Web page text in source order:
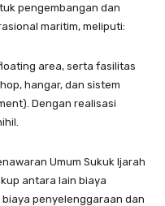
pengembangan dan
maritim, meliputi:
area, serta fasilitas
hangar, dan sistem
Dengan realisasi
Umum Sukuk Ijarah
antara lain biaya
penyelenggaraan dan